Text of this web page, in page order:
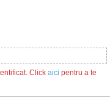
Click aici pentru a te